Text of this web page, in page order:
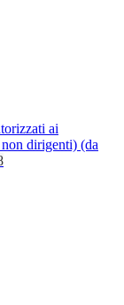
ai
dirigenti) (da